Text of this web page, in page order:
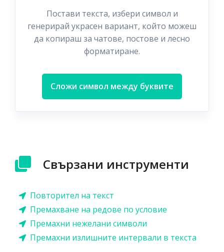
Постави текста, избери символ и
генерирай украсен вариант, който можеш
да копираш за чатове, постове и лесно
форматиране.
Сложи символ между буквите
Свързани инструменти
Повторител на текст
Премахване на редове по условие
Премахни нежелани символи
Премахни излишните интервали в текста